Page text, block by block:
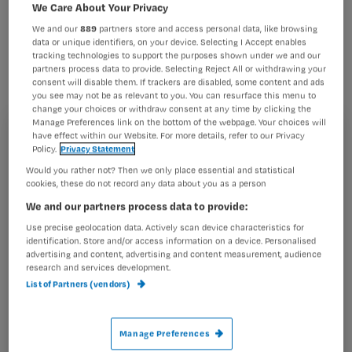
Registreren
Wil je dit artikel lezen?
Maak gratis een account aan en lees 2
artikelen gratis per maand
Al een account of abonnement?Log dan in
& Verzorgenden Nederland (V&VN)zal
in januari 2007 getest worden op de
praktische toepasbaarheid en
gebruiksvriendelijkheid. Dat heeft de
V&VN aan Nursing laten weten.
De tests zullen worden
We Care About Your Privacy
We and our889 partners store and access personal data, like browsing
data or unique identifiers, on your device. Selecting I Accept enables
tracking technologies to support the purposes shown under we and our
partners process data to provide. Selecting Reject All or withdrawing your
consent will disable them. If trackers are disabled, some content and ads
you see may not be as relevant to you. You can resurface this menu to
change your choices or withdraw consent at any time by clicking the
Manage Preferences link on the bottom of the webpage. Your choices will
have effect within our Website. For more details, refer to our Privacy
Policy. Privacy Statement
Would you rather not? Then we only place essential and statistical
cookies, these do not record any data about you as a person
We and our partners process data to provide:
Use precise geolocation data. Actively scan device characteristics for
identification. Store and/or access information on a device. Personalised
advertising and content, advertising and content measurement, audience
research and services development.
List of Partners (vendors)
Manage Preferences